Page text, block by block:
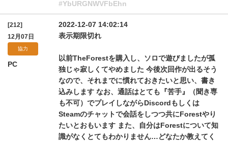
#YbURGNWVFbEhn
[212]
12月07日
協力
PC
2022-12-07 14:02:14
表示期限切れ
以前TheForestを購入し、ソロで遊びましたが孤
独じゃ寂しくてやめました 今後次回作が出るそう
なので、それまでに慣れておきたいと思い、書き
込みします なお、通話はとても『苦手』（聞き専
も不可）でプレイしながらDiscordもしくは
Steamのチャットで会話をしつつ共にForestやり
たいとおもいます また、自分はForestについて知
識がなくとてもわかりません…どなたか教えてく